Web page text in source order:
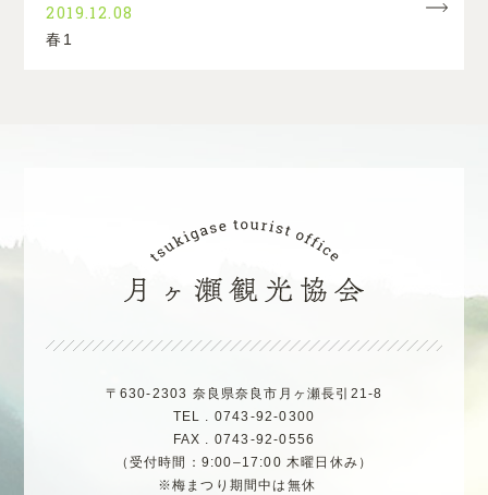
2019.12.08
春1
〒630-2303 奈良県奈良市月ヶ瀬長引21-8
TEL . 0743-92-0300
FAX . 0743-92-0556
（受付時間：9:00–17:00 木曜日休み）
※梅まつり期間中は無休